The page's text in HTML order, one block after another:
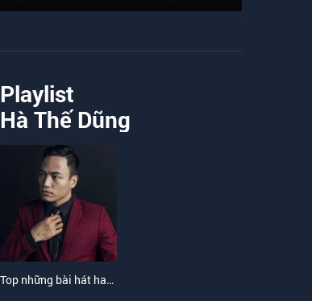
Playlist
Hà Thế Dũng
Top những bài hát hay nhất của Hà Thế Dũng